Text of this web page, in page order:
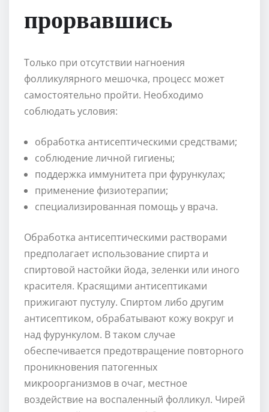
прорвавшись
Только при отсутствии нагноения
фолликулярного мешочка, процесс может
самостоятельно пройти. Необходимо
соблюдать условия:
обработка антисептическими средствами;
соблюдение личной гигиены;
поддержка иммунитета при фурункулах;
применение физиотерапии;
специализированная помощь у врача.
Обработка антисептическими растворами
предполагает использование спирта и
спиртовой настойки йода, зеленки или иного
красителя. Красящими антисептиками
прижигают пустулу. Спиртом либо другим
антисептиком, обрабатывают кожу вокруг и
над фурункулом. В таком случае
обеспечивается предотвращение повторного
проникновения патогенных
микроорганизмов в очаг, местное
воздействие на воспаленный фолликул. Чирей